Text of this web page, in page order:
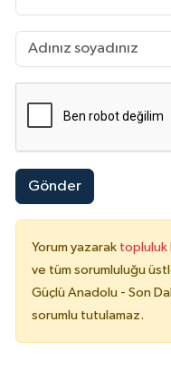
Gönder
Yorum yazarak topluluk
ve tüm sorumluluğu
Güçlü Anadolu - Son
sorumlu tutulamaz.